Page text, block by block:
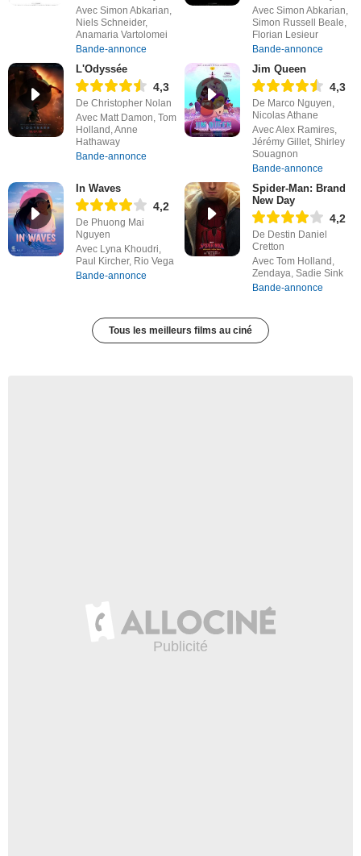
Avec Simon Abkarian,
Niels Schneider,
Anamaria Vartolomei
Bande-annonce
Avec Simon Abkarian,
Simon Russell Beale,
Florian Lesieur
Bande-annonce
L'Odyssée
4,3
De Christopher Nolan
Avec Matt Damon, Tom
Holland, Anne
Hathaway
Bande-annonce
Jim Queen
4,3
De Marco Nguyen,
Nicolas Athane
Avec Alex Ramires,
Jérémy Gillet, Shirley
Souagnon
Bande-annonce
In Waves
4,2
De Phuong Mai
Nguyen
Avec Lyna Khoudri,
Paul Kircher, Rio Vega
Bande-annonce
Spider-Man: Brand
New Day
4,2
De Destin Daniel
Cretton
Avec Tom Holland,
Zendaya, Sadie Sink
Bande-annonce
Tous les meilleurs films au ciné